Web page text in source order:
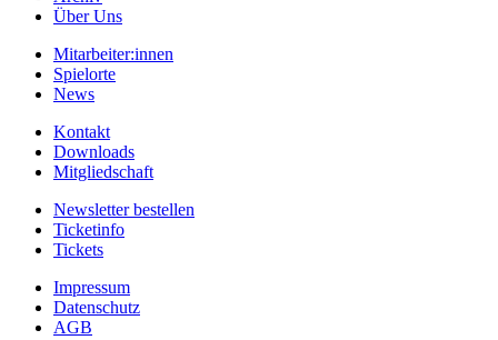
Über Uns
Mitarbeiter:innen
Spielorte
News
Kontakt
Downloads
Mitgliedschaft
Newsletter bestellen
Ticketinfo
Tickets
Impressum
Datenschutz
AGB